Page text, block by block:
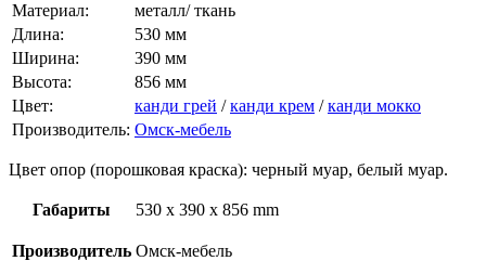
Материал:
металл/ ткань
Длина:
530 мм
Ширина:
390 мм
Высота:
856 мм
Цвет:
канди грей /канди крем /канди мокко
Производитель: Омск-мебель
Цвет опор (порошковая краска): черный муар, белый муар.
Габариты 530 x 390 x 856 mm
Производитель Омск-мебель